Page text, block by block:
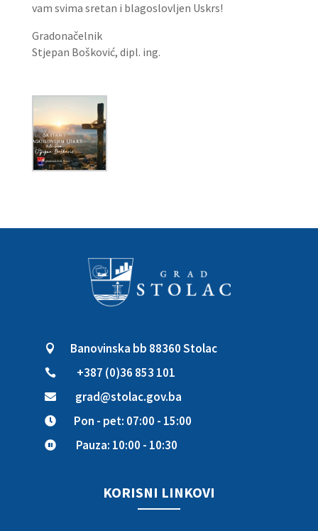
vam svima sretan i blagoslovljen Uskrs!
Gradonačelnik
Stjepan Bošković, dipl. ing.
 Banovinska bb 88360 Stolac
 +387 (0)36 853 101
 grad@stolac.gov.ba
 Pon - pet: 07:00 - 15:00
 Pauza: 10:00 - 10:30
KORISNI LINKOVI